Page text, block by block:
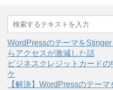
WordPressのテーマを
らアクセスが激減した話
ビジネスクレジットカード
ケ
【解決】WordPressのテー